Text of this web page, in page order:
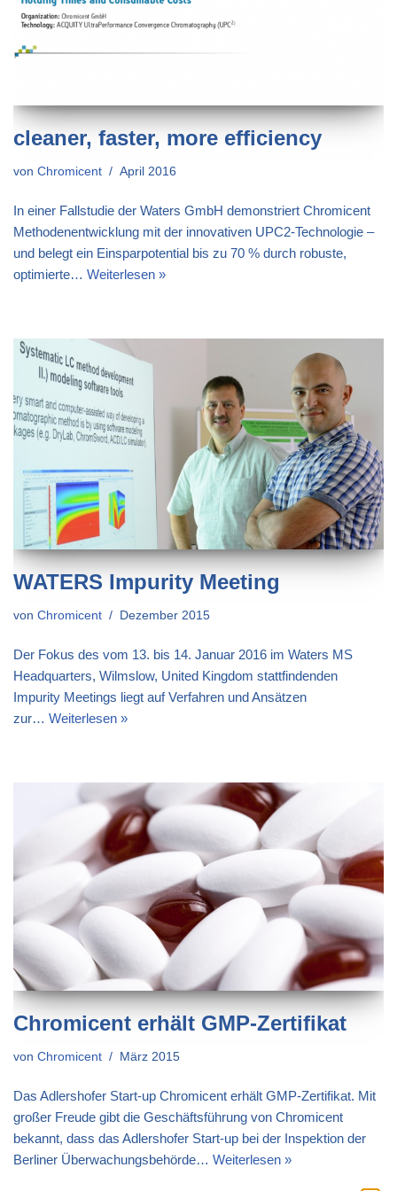
cleaner, faster, more efficiency
von Chromicent April 2016
In einer Fallstudie der Waters GmbH demonstriert Chromicent
Methodenentwicklung mit der innovativen UPC2-Technologie –
und belegt ein Einsparpotential bis zu 70 % durch robuste,
optimierte… Weiterlesen »
WATERS Impurity Meeting
von Chromicent Dezember 2015
Der Fokus des vom 13. bis 14. Januar 2016 im Waters MS
Headquarters, Wilmslow, United Kingdom stattfindenden
Impurity Meetings liegt auf Verfahren und Ansätzen
zur… Weiterlesen »
Chromicent erhält GMP-Zertifikat
von Chromicent März 2015
Das Adlershofer Start-up Chromicent erhält GMP-Zertifikat. Mit
großer Freude gibt die Geschäftsführung von Chromicent
bekannt, dass das Adlershofer Start-up bei der Inspektion der
Berliner Überwachungsbehörde… Weiterlesen »